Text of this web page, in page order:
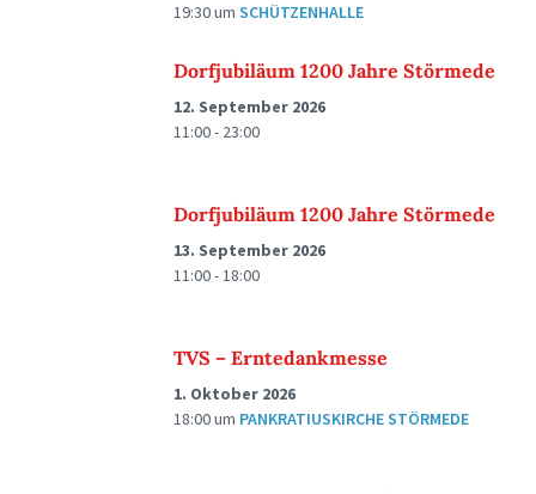
19:30um SCHÜTZENHALLE
Dorfjubiläum 1200 Jahre Störmede
12. September 2026
11:00 - 23:00
Dorfjubiläum 1200 Jahre Störmede
13. September 2026
11:00 - 18:00
TVS – Erntedankmesse
1. Oktober 2026
18:00um PANKRATIUSKIRCHE STÖRMEDE